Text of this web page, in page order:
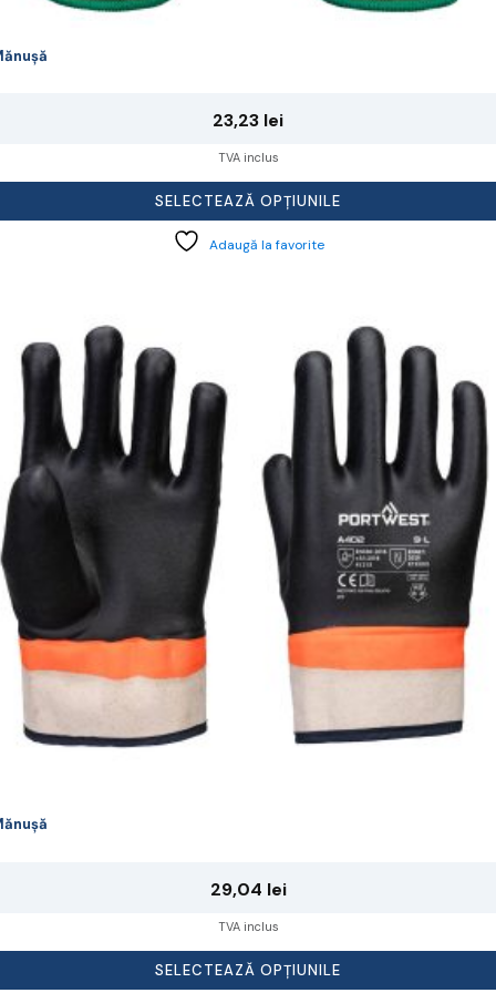
23,23 lei
TVA inclus
SELECTEAZĂ OPȚIUNILE
Adaugă la favorite
29,04 lei
TVA inclus
SELECTEAZĂ OPȚIUNILE